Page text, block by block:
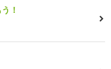
！